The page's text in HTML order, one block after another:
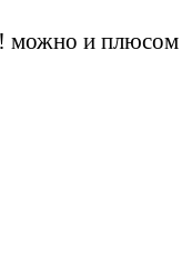
можно и плюсом